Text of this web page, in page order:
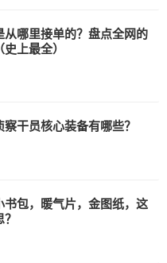
从哪里接单的？盘点全网的
上最全）
察干员核心装备有哪些？
书包，暖气片，金图纸，这